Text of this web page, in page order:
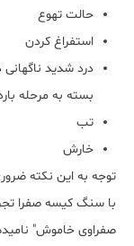
حالت تهوع
استفراغ کردن
درد شدید
بسته به مرحله
تب
خارش
توجه به این نکته
با سنگ کیسه صفرا